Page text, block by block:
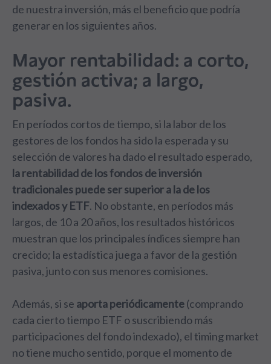
de nuestra inversión, más el beneficio que podría
generar en los siguientes años.
Mayor rentabilidad: a corto,
gestión activa; a largo,
pasiva.
En períodos cortos de tiempo, si la labor de los
gestores de los fondos ha sido la esperada y su
selección de valores ha dado el resultado esperado,
la rentabilidad de los fondos de inversión
tradicionales puede ser superior a la de los
indexados y ETF. No obstante, en períodos más
largos, de 10 a 20 años, los resultados históricos
muestran que los principales índices siempre han
crecido; la estadística juega a favor de la gestión
pasiva, junto con sus menores comisiones.
Además, si se aporta periódicamente(comprando
cada cierto tiempo ETF o suscribiendo más
participaciones del fondo indexado), el timing market
no tiene mucho sentido, porque el momento de